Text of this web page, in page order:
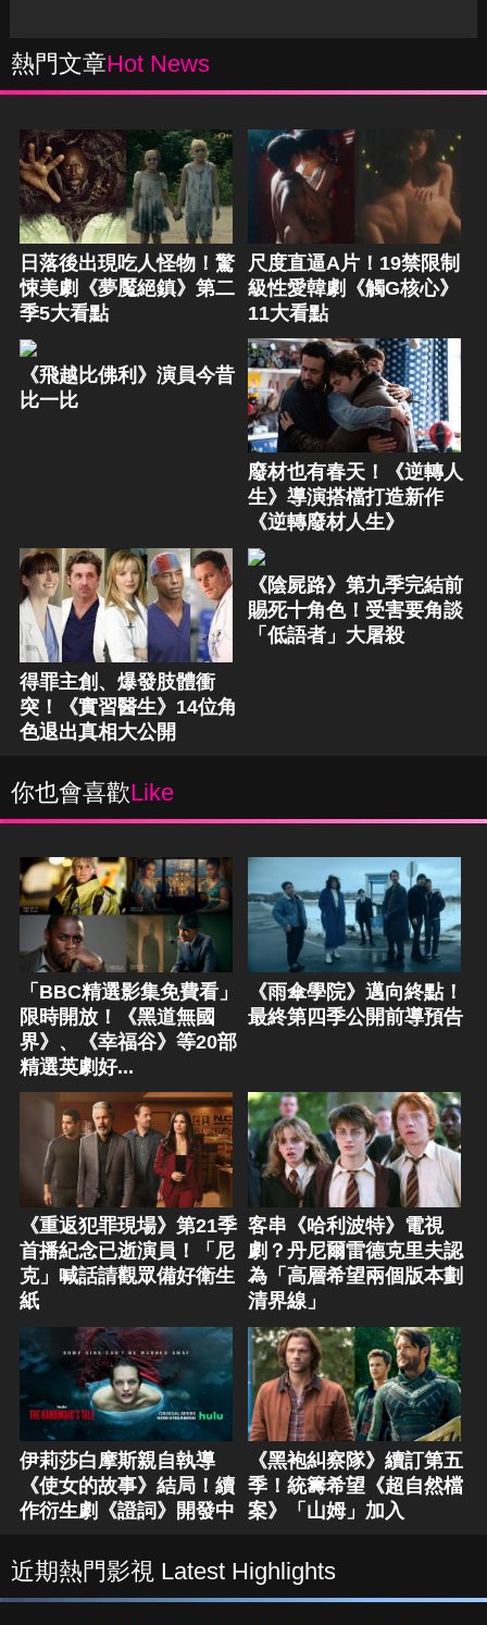
熱門文章Hot News
日落後出現吃人怪物！驚
悚美劇《夢魘絕鎮》第二
季5大看點
尺度直逼A片！19禁限制
級性愛韓劇《觸G核心》
11大看點
《飛越比佛利》演員今昔
比一比
廢材也有春天！《逆轉人
生》導演搭檔打造新作
《逆轉廢材人生》
得罪主創、爆發肢體衝
突！《實習醫生》14位角
色退出真相大公開
《陰屍路》第九季完結前
賜死十角色！受害要角談
「低語者」大屠殺
你也會喜歡Like
「BBC精選影集免費看」
限時開放！《黑道無國
界》、《幸福谷》等20部
精選英劇好...
《雨傘學院》邁向終點！
最終第四季公開前導預告
《重返犯罪現場》第21季
首播紀念已逝演員！「尼
克」喊話請觀眾備好衛生
紙
客串《哈利波特》電視
劇？丹尼爾雷德克里夫認
為「高層希望兩個版本劃
清界線」
伊莉莎白摩斯親自執導
《使女的故事》結局！續
作衍生劇《證詞》開發中
《黑袍糾察隊》續訂第五
季！統籌希望《超自然檔
案》「山姆」加入
近期熱門影視 Latest Highlights